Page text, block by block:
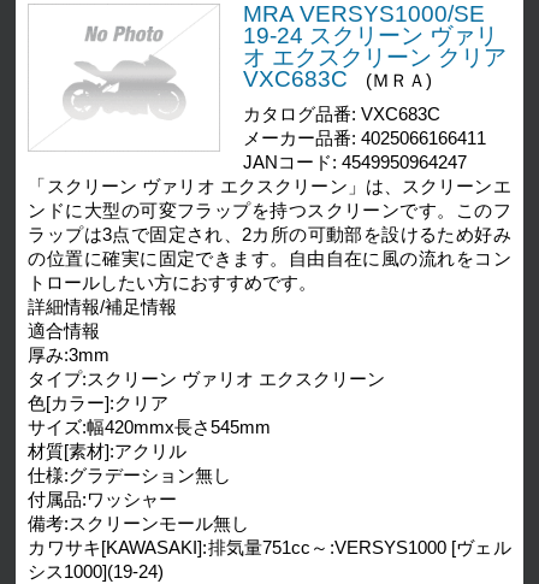
MRA VERSYS1000/SE
19-24 スクリーン ヴァリ
オ エクスクリーン クリア
VXC683C
(ＭＲＡ)
カタログ品番: VXC683C
メーカー品番: 4025066166411
JANコード: 4549950964247
「スクリーン ヴァリオ エクスクリーン」は、スクリーンエ
ンドに大型の可変フラップを持つスクリーンです。このフ
ラップは3点で固定され、2カ所の可動部を設けるため好み
の位置に確実に固定できます。自由自在に風の流れをコン
トロールしたい方におすすめです。
詳細情報/補足情報
適合情報
厚み:3mm
タイプ:スクリーン ヴァリオ エクスクリーン
色[カラー]:クリア
サイズ:幅420mmx長さ545mm
材質[素材]:アクリル
仕様:グラデーション無し
付属品:ワッシャー
備考:スクリーンモール無し
カワサキ[KAWASAKI]:排気量751cc～:VERSYS1000 [ヴェル
シス1000](19-24)